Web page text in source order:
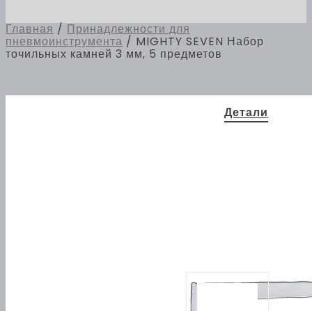
Главная / Принадлежности для
пневмоинструмента / MIGHTY SEVEN Набор
точильных камней 3 мм, 5 предметов
Детали